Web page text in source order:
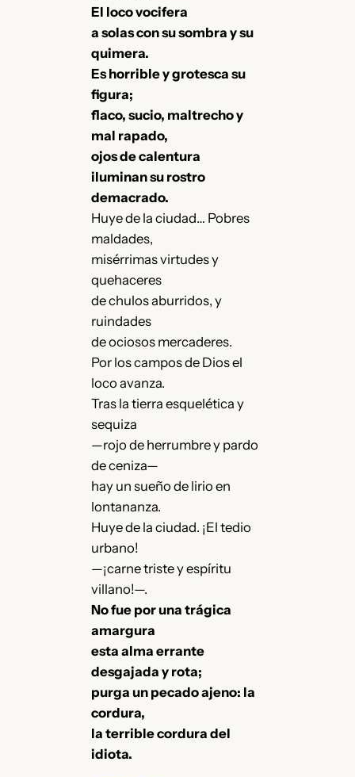
El loco vocifera
a solas con su sombra y su
quimera.
Es horrible y grotesca su
figura;
flaco, sucio, maltrecho y
mal rapado,
ojos de calentura
iluminan su rostro
demacrado.
Huye de la ciudad… Pobres
maldades,
misérrimas virtudes y
quehaceres
de chulos aburridos, y
ruindades
de ociosos mercaderes.
Por los campos de Dios el
loco avanza.
Tras la tierra esquelética y
sequiza
—rojo de herrumbre y pardo
de ceniza—
hay un sueño de lirio en
lontananza.
Huye de la ciudad. ¡El tedio
urbano!
—¡carne triste y espíritu
villano!—.
No fue por una trágica
amargura
esta alma errante
desgajada y rota;
purga un pecado ajeno: la
cordura,
la terrible cordura del
idiota.